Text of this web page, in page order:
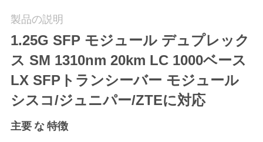
絡
し
な
さ
い
製品の説明
1.25G SFP モジュール デュプレック
ス SM 1310nm 20km LC 1000ベース
LX SFPトランシーバー モジュール
シスコ/ジュニパー/ZTEに対応
主要 な 特徴